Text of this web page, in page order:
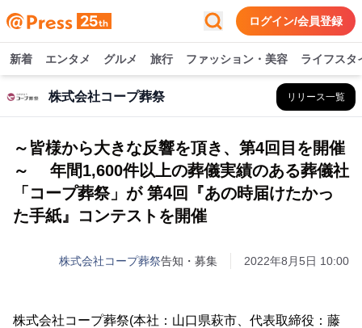
ログイン/会員登録
新着 エンタメ グルメ 旅行 ファッション・美容 ライフスタ
株式会社コープ葬祭 リリース一覧
～皆様から大きな反響を頂き、第4回目を開催
～ 年間1,600件以上の葬儀実績のある葬儀社
「コープ葬祭」が 第4回『あの時届けたかっ
た手紙』コンテストを開催
株式会社コープ葬祭告知・募集 2022年8月5日 10:00
株式会社コープ葬祭(本社：山口県萩市、代表取締役：藤